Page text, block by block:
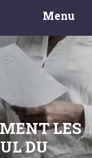
Menu
LES
DU